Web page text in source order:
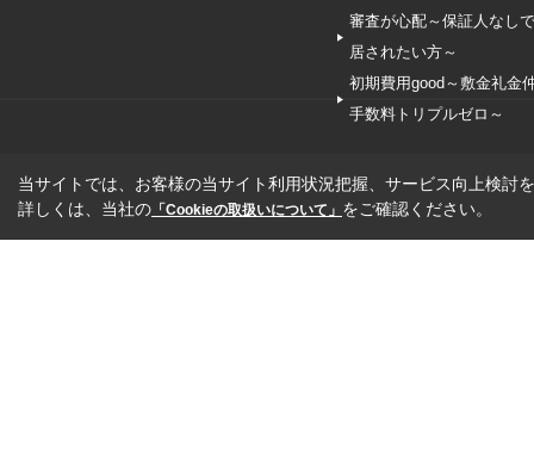
審査が心配～保証人なし
居されたい方～
初期費用good～敷金礼金
手数料トリプルゼロ～
当サイトでは、お客様の当サイト利用状況把握、サービス向上検討
詳しくは、当社の 「Cookieの取扱いについて」 をご確認ください。